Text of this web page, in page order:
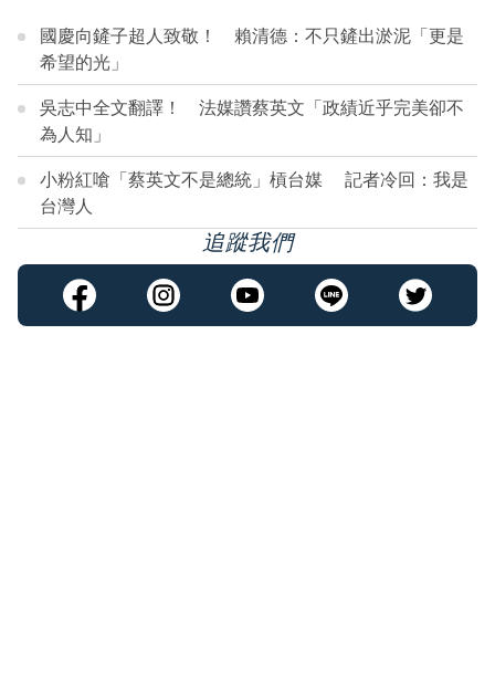
國慶向鏟子超人致敬！ 賴清德：不只鏟出淤泥「更是
希望的光」
吳志中全文翻譯！ 法媒讚蔡英文「政績近乎完美卻不
為人知」
小粉紅嗆「蔡英文不是總統」槓台媒 記者冷回：我是
台灣人
追蹤我們